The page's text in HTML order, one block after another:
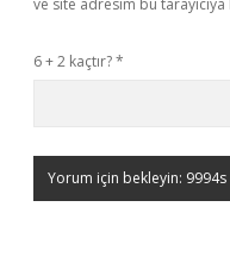
ve site adresim bu
6 + 2 kaçtır?*